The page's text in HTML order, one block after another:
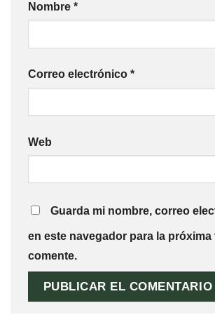
Nombre *
Correo electrónico *
Web
Guarda mi nombre, correo
en este navegador para la próxima
comente.